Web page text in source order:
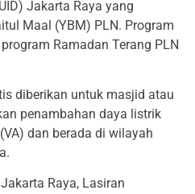
Jakarta Raya yang
Maal (YBM) PLN. Program
Ramadan Terang PLN
diberikan untuk masjid atau
penambahan daya listrik
dan berada di wilayah
Raya, Lasiran